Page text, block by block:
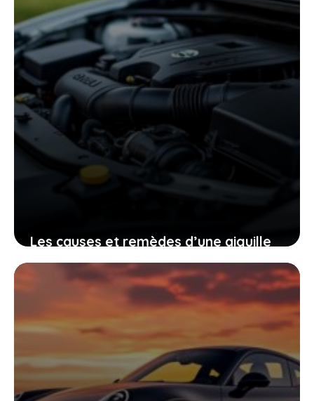
Les causes et remèdes d’une aiguille
de température moteur qui reste au
minimum